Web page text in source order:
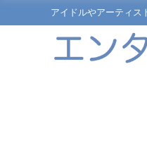
アイドルやアーティス